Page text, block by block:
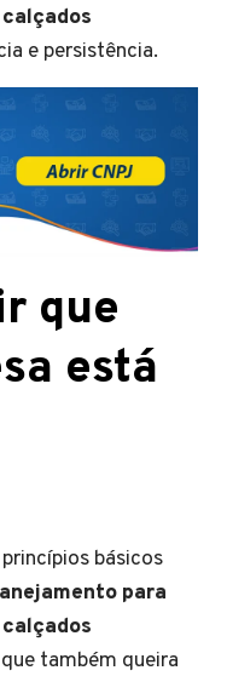
e persistência.
que
está
básicos
para
também queira